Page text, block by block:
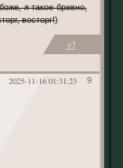
я такое бревно,
восторг!)
+3
9
2025-11-16 01:31:23